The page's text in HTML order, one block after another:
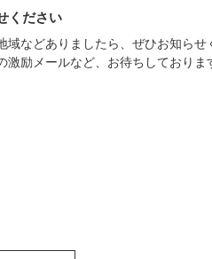
ください
などありましたら、ぜひお知らせ
励メールなど、お待ちしておりま